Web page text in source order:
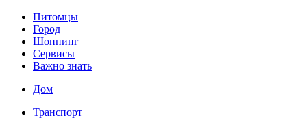
Питомцы
Город
Шоппинг
Сервисы
Важно знать
Дом
Транспорт